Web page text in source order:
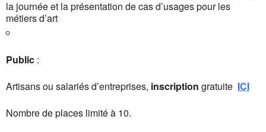
la journée et la présentation de cas d’usages pour les
métiers d’art
Public :
Artisans ou salariés d’entreprises, inscription gratuite ICI
Nombre de places limité à 10.